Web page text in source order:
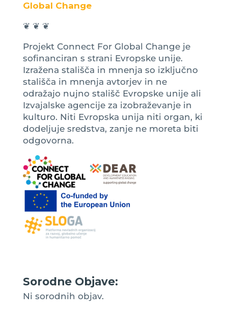
Global Change
❦ ❦ ❦
Projekt Connect For Global Change je
sofinanciran s strani Evropske unije.
Izražena stališča in mnenja so izključno
stališča in mnenja avtorjev in ne
odražajo nujno stališč Evropske unije ali
Izvajalske agencije za izobraževanje in
kulturo. Niti Evropska unija niti organ, ki
dodeljuje sredstva, zanje ne moreta biti
odgovorna.
Sorodne Objave:
Ni sorodnih objav.